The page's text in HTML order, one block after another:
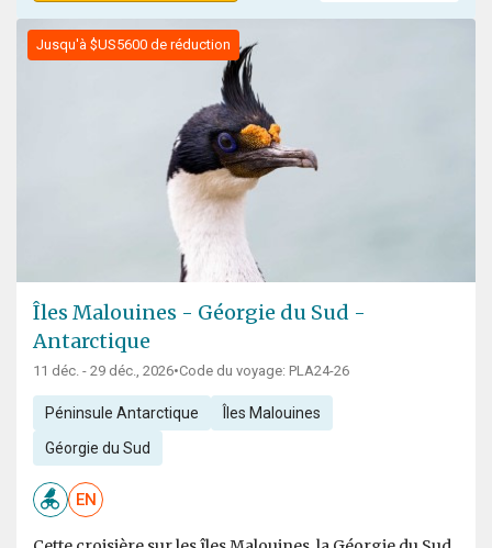
Jusqu'à $US5600 de réduction
Îles Malouines - Géorgie du Sud -
Antarctique
11 déc. - 29 déc., 2026•Code du voyage: PLA24-26
Péninsule Antarctique Îles Malouines
Géorgie du Sud
EN